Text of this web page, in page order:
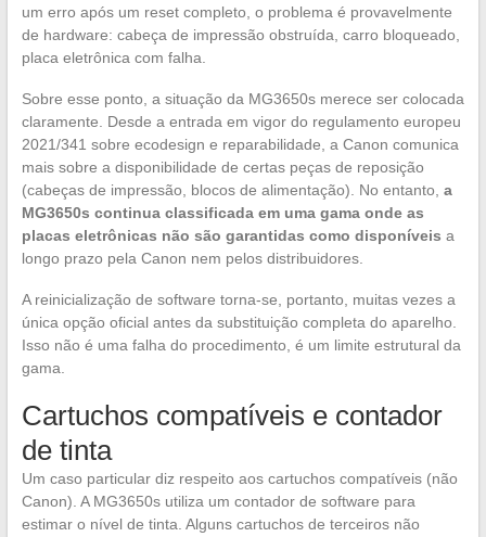
um erro após um reset completo, o problema é provavelmente
de hardware: cabeça de impressão obstruída, carro bloqueado,
placa eletrônica com falha.
Sobre esse ponto, a situação da MG3650s merece ser colocada
claramente. Desde a entrada em vigor do regulamento europeu
2021/341 sobre ecodesign e reparabilidade, a Canon comunica
mais sobre a disponibilidade de certas peças de reposição
(cabeças de impressão, blocos de alimentação). No entanto, a
MG3650s continua classificada em uma gama onde as
placas eletrônicas não são garantidas como disponíveis a
longo prazo pela Canon nem pelos distribuidores.
A reinicialização de software torna-se, portanto, muitas vezes a
única opção oficial antes da substituição completa do aparelho.
Isso não é uma falha do procedimento, é um limite estrutural da
gama.
Cartuchos compatíveis e contador
de tinta
Um caso particular diz respeito aos cartuchos compatíveis (não
Canon). A MG3650s utiliza um contador de software para
estimar o nível de tinta. Alguns cartuchos de terceiros não